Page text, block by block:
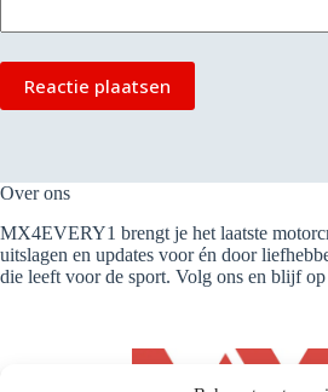
Reactie plaatsen
Over ons
MX4EVERY1 brengt je het laatste
uitslagen en updates voor én door
die leeft voor de sport. Volg ons en blijf